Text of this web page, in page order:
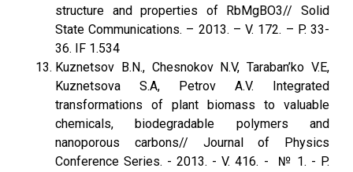
structure and properties of RbMgBO3// Solid
State Communications. – 2013. – V. 172. – P. 33-
36. IF 1.534
Kuznetsov B.N., Chesnokov N.V, Taraban’ko V.E,
Kuznetsova S.A, Petrov A.V. Integrated
transformations of plant biomass to valuable
chemicals, biodegradable polymers and
nanoporous carbons// Journal of Physics
Conference Series. - 2013. - V. 416. - № 1. - P.